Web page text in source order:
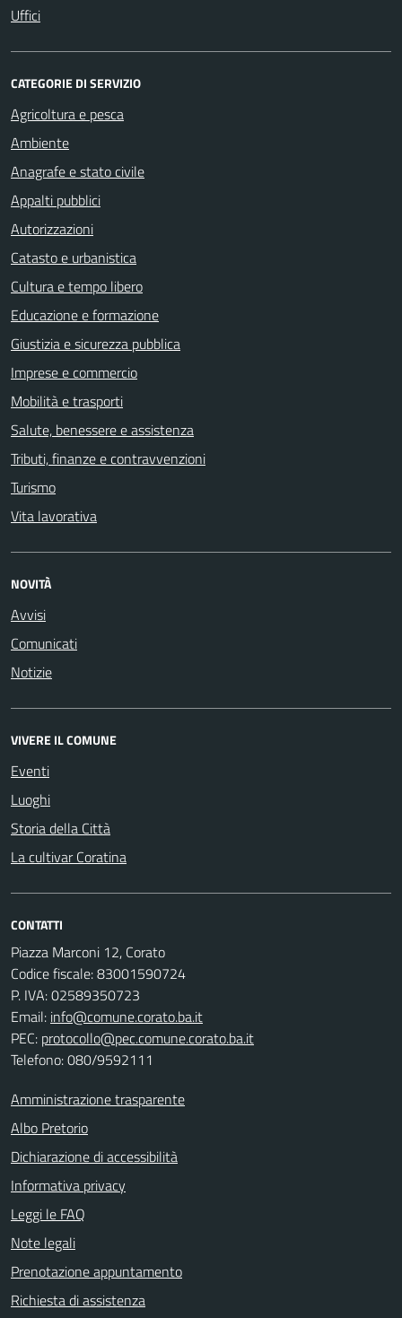
Uffici
CATEGORIE DI SERVIZIO
Agricoltura e pesca
Ambiente
Anagrafe e stato civile
Appalti pubblici
Autorizzazioni
Catasto e urbanistica
Cultura e tempo libero
Educazione e formazione
Giustizia e sicurezza pubblica
Imprese e commercio
Mobilità e trasporti
Salute, benessere e assistenza
Tributi, finanze e contravvenzioni
Turismo
Vita lavorativa
NOVITÀ
Avvisi
Comunicati
Notizie
VIVERE IL COMUNE
Eventi
Luoghi
Storia della Città
La cultivar Coratina
CONTATTI
Piazza Marconi 12, Corato
Codice fiscale: 83001590724
P. IVA: 02589350723
Email: info@comune.corato.ba.it
PEC: protocollo@pec.comune.corato.ba.it
Telefono: 080/9592111
Amministrazione trasparente
Albo Pretorio
Dichiarazione di accessibilità
Informativa privacy
Leggi le FAQ
Note legali
Prenotazione appuntamento
Richiesta di assistenza